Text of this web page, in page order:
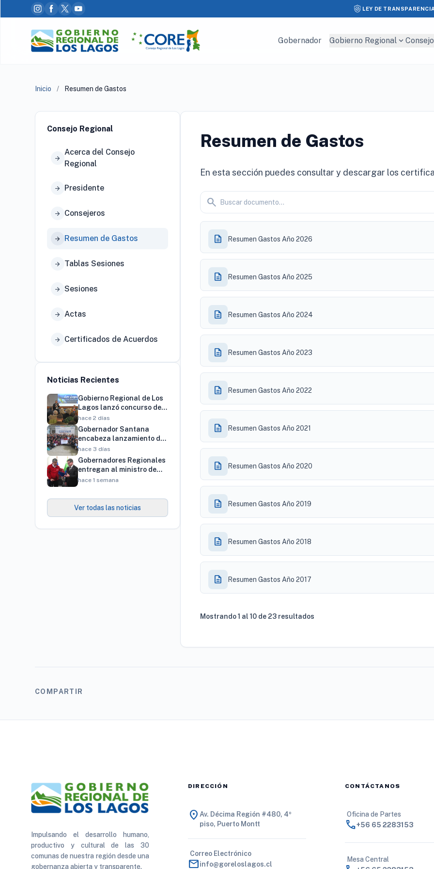
LEY DE
Gobernador Gobierno Regional expand_more
Inicio / Resumen de Gastos
Consejo Regional
arrow_forward
Acerca del Consejo
Regional
arrow_forward Presidente
arrow_forward Consejeros
arrow_forward Resumen de Gastos
arrow_forward Tablas Sesiones
arrow_forward Sesiones
arrow_forward Actas
arrow_forward Certificados de Acuerdos
Noticias Recientes
Gobierno Regional de Los
Lagos lanzó concurso de
innovación por $4.000
millones para resolver
brechas productivas del
hace 2 días
Gobernador Santana
encabeza lanzamiento de
programa regional para
familias vinculadas al
autismo
hace 3 días
Gobernadores Regionales
entregan al ministro de
Economía cartera de más
proyectan generar cerca
de 27 mil empleos
hace 1 semana
Ver todas las noticias
Resumen de Gastos
En esta sección puedes consultar y descargar los
search
description Resumen Gastos Año 2026
description Resumen Gastos Año 2025
description Resumen Gastos Año 2024
description Resumen Gastos Año 2023
description Resumen Gastos Año 2022
description Resumen Gastos Año 2021
description Resumen Gastos Año 2020
description Resumen Gastos Año 2019
description Resumen Gastos Año 2018
description Resumen Gastos Año 2017
Mostrando 1 al 10 de 23 resultados
COMPARTIR
Impulsando el desarrollo humano,
productivo y cultural de las 30
comunas de nuestra región desde una
gobernanza abierta y transparente.
DIRECCIÓN
location_on Av. Décima Región #480, 4º
piso, Puerto Montt
Correo Electrónico
mailinfo@goreloslagos.cl
CONTÁCTANOS
Oficina de Partes
call+56 65 2283153
Mesa Central